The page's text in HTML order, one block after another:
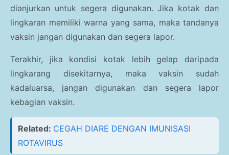
dianjurkan untuk segera digunakan. Jika kotak dan
lingkaran memiliki warna yang sama, maka tandanya
vaksin jangan digunakan dan segera lapor.
Terakhir, jika kondisi kotak lebih gelap daripada
lingkarang disekitarnya, maka vaksin sudah
kadaluarsa, jangan digunakan dan segera lapor
kebagian vaksin.
Related: CEGAH DIARE DENGAN IMUNISASI
ROTAVIRUS